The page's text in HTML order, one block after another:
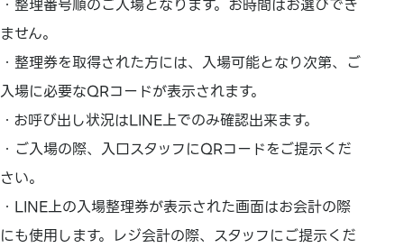
・整理番号順のご入場となります。お時間はお選びでき
ません。
・整理券を取得された方には、入場可能となり次第、ご
入場に必要なQRコードが表示されます。
・お呼び出し状況はLINE上でのみ確認出来ます。
・ご入場の際、入口スタッフにQRコードをご提示くだ
さい。
・LINE上の入場整理券が表示された画面はお会計の際
にも使用します。レジ会計の際、スタッフにご提示くだ